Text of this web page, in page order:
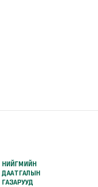
НИЙГМИЙН
ДААТГАЛЫН
ГАЗАРУУД